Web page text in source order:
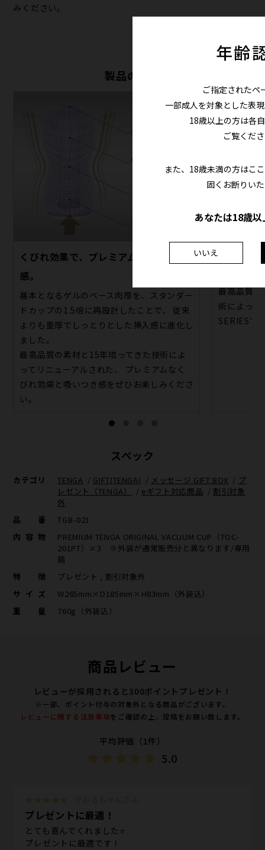
みください。
製品の特徴
くびれ効果で、プレミアムな吸いつき
感。
基本となるゲルのベース肉厚を、スタンダー
ドカップの1.5倍に再設計したことで、 従来
よりも重厚でしっとりとした挿入感に進化し
ました。
最高品質の素材と15年培ってきた技術によ
ってリニューアルされた、 プレミアムなく
びれ効果と吸いつき感をぜひお楽しみくださ
い。
最高品質の
術によって
SERIESで
スペック
カテゴリ TENGA / GIFT(TENGA) / メッセージ GIFT BOX / プ
レゼント（TENGA）
/ eギフト対応商品 / 割引対象
外
品番
TGB-021
内容物
PREMIUM TENGA ORIGINAL VACUUM CUP（TOC-
201PT）×3 ※外装が通常販売分と異なります/専用
箱
特徴
プレゼント , 割引対象外
サイズ
W265mm×D185mm×H83mm（外装込）
重量
760g（外装込）
商品レビュー
レビューが採用されると300ポイントプレゼント！
※一部、ポイント付与の対象外となる商品がございます。
レビューに関する注意事項をご確認の上、投稿をお願い致します。
平均評価（1件）
5.0
プレゼントに最適！
とても喜んでくれました⭐️
プレゼントに最適です！
年齢
ご指定されたペ
一部成人を対象とした表
18歳以上の方は各
ご覧くだ
また、18歳未満の方はこ
固くお断りい
あなたは18歳
いいえ